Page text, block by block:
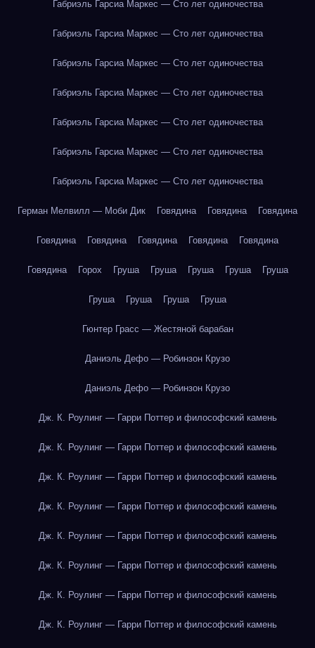
Габриэль Гарсиа Маркес — Сто лет одиночества
Габриэль Гарсиа Маркес — Сто лет одиночества
Габриэль Гарсиа Маркес — Сто лет одиночества
Габриэль Гарсиа Маркес — Сто лет одиночества
Габриэль Гарсиа Маркес — Сто лет одиночества
Габриэль Гарсиа Маркес — Сто лет одиночества
Габриэль Гарсиа Маркес — Сто лет одиночества
Герман Мелвилл — Моби Дик Говядина Говядина Говядина
Говядина Говядина Говядина Говядина Говядина
Говядина Горох Груша Груша Груша Груша Груша
Груша Груша Груша Груша
Гюнтер Грасс — Жестяной барабан
Даниэль Дефо — Робинзон Крузо
Даниэль Дефо — Робинзон Крузо
Дж. К. Роулинг — Гарри Поттер и философский камень
Дж. К. Роулинг — Гарри Поттер и философский камень
Дж. К. Роулинг — Гарри Поттер и философский камень
Дж. К. Роулинг — Гарри Поттер и философский камень
Дж. К. Роулинг — Гарри Поттер и философский камень
Дж. К. Роулинг — Гарри Поттер и философский камень
Дж. К. Роулинг — Гарри Поттер и философский камень
Дж. К. Роулинг — Гарри Поттер и философский камень